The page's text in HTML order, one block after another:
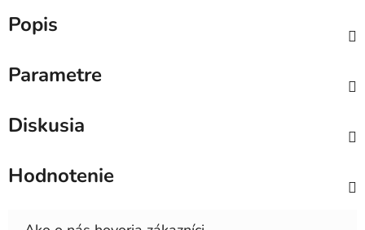
Popis
Parametre
Diskusia
Hodnotenie